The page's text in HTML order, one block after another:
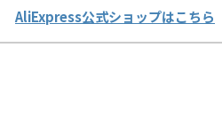
AliExpress公式ショップはこちら